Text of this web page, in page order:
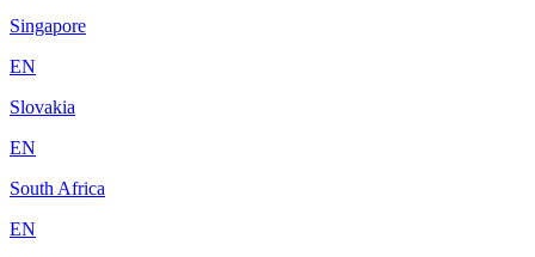
Singapore
EN
Slovakia
EN
South Africa
EN